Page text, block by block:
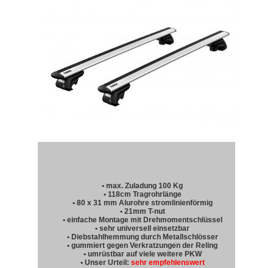
• max. Zuladung 100 Kg
• 118cm Tragrohrlänge
• 80 x 31 mm Alurohre stromlinienförmig
• 21mm T-nut
• einfache Montage mit Drehmomentschlüssel
• sehr universell einsetzbar
• Diebstahlhemmung durch Metallschlösser
• gummiert gegen Verkratzungen der Reling
• umrüstbar auf viele weitere PKW
• Unser Urteil: sehr empfehlenswert